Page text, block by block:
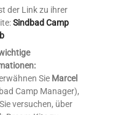
der Link zu ihrer
Sindbad Camp
Sie Marcel
Camp Manager),
versuchen, über